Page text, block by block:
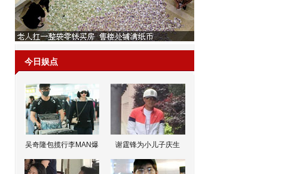
今日娱点
吴奇隆包揽行李MAN爆 谢霆锋为小儿子庆生